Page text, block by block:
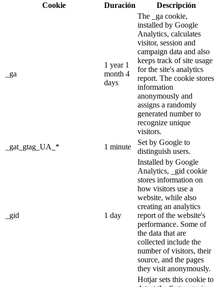
Cookie
Duración Descripción
_ga
1 year 1
month 4
days
The _ga cookie,
installed by Google
Analytics, calculates
visitor, session and
campaign data and also
keeps track of site usage
for the site's analytics
report. The cookie stores
information
anonymously and
assigns a randomly
generated number to
recognize unique
visitors.
_gat_gtag_UA_*
1 minute
Set by Google to
distinguish users.
_gid 1 day
Installed by Google
Analytics, _gid cookie
stores information on
how visitors use a
website, while also
creating an analytics
report of the website's
performance. Some of
the data that are
collected include the
number of visitors, their
source, and the pages
they visit anonymously.
Hotjar sets this cookie to